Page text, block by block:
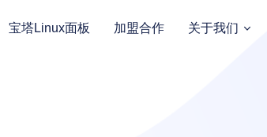
宝塔Linux面板 加盟合作 关于我们